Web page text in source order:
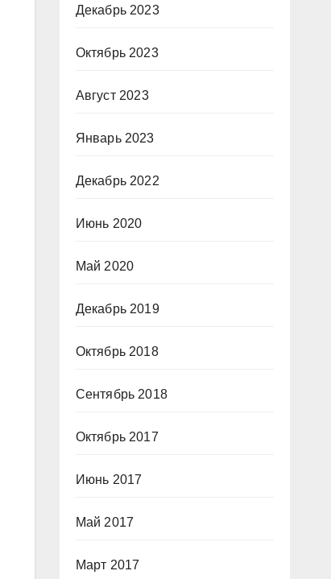
Декабрь 2023
Октябрь 2023
Август 2023
Январь 2023
Декабрь 2022
Июнь 2020
Май 2020
Декабрь 2019
Октябрь 2018
Сентябрь 2018
Октябрь 2017
Июнь 2017
Май 2017
Март 2017